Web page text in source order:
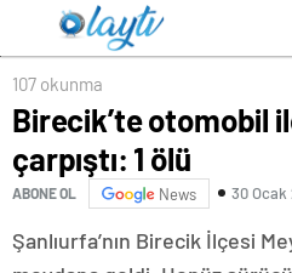
107 okunma
Birecik’te otomobil
çarpıştı: 1 ölü
ABONE OL News 30 Ocak
Şanlıurfa’nın Birecik İlçesi